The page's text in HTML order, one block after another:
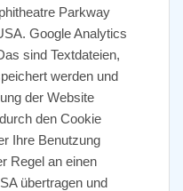
Parkway
Google Analytics
sind Textdateien,
werden und
der Website
den Cookie
Ihre Benutzung
Regel an einen
übertragen und